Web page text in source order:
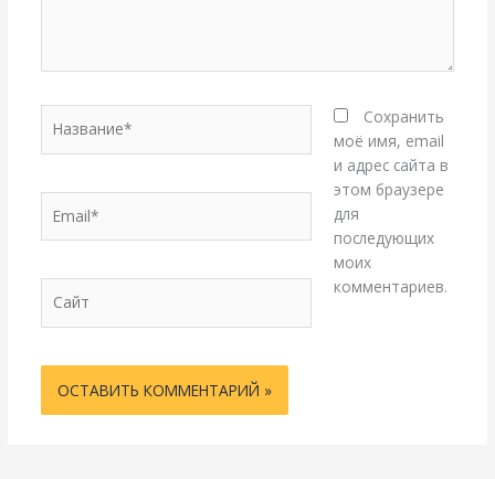
Сохранить
моё имя, email
и адрес сайта в
этом браузере
для
последующих
моих
комментариев.